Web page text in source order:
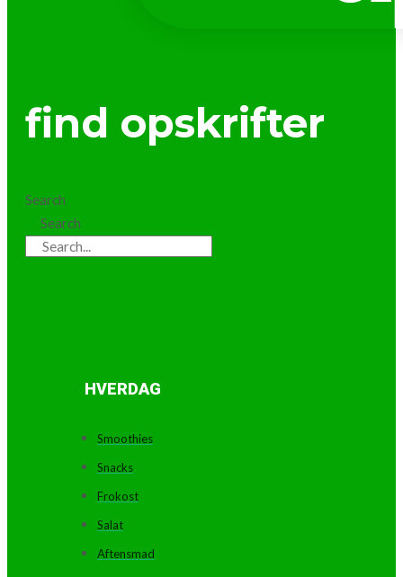
find opskrifter
Search
Search
HVERDAG
Smoothies
Snacks
Frokost
Salat
Aftensmad